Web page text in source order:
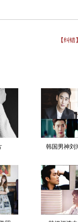
【纠错】
韩国男神刘